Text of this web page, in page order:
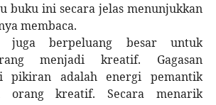
buku ini secara jelas menunjukkan
membaca.
juga berpeluang besar untuk
menjadi kreatif. Gagasan
pikiran adalah energi pemantik
orang kreatif. Secara menarik